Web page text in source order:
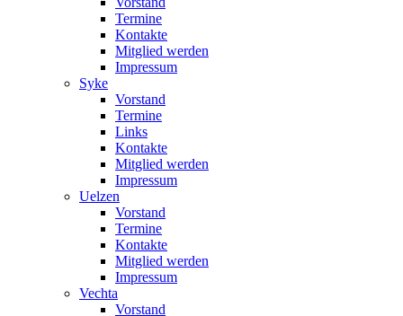
Termine
Kontakte
Mitglied werden
Impressum
Syke
Vorstand
Termine
Links
Kontakte
Mitglied werden
Impressum
Uelzen
Vorstand
Termine
Kontakte
Mitglied werden
Impressum
Vechta
Vorstand